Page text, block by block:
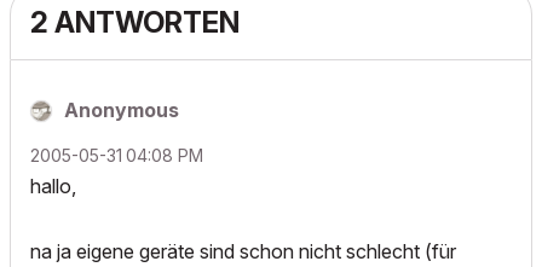
2 ANTWORTEN
Anonymous
‎2005-05-31 04:08 PM
hallo,
na ja eigene geräte sind schon nicht schlecht (für